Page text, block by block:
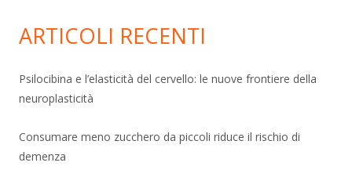
ARTICOLI RECENTI
Psilocibina e l’elasticità del cervello: le nuove frontiere della
neuroplasticità
Consumare meno zucchero da piccoli riduce il rischio di
demenza